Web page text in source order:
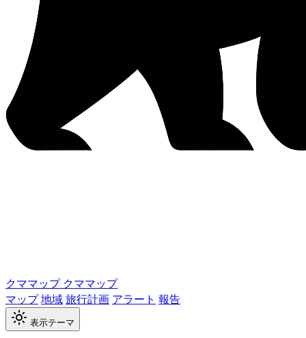
クママップ クママップ
マップ地域旅行計画 アラート 報告
表示テーマ